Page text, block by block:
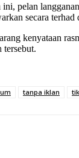
pelan
secara
kenyataan
tersebut.
tanpa iklan